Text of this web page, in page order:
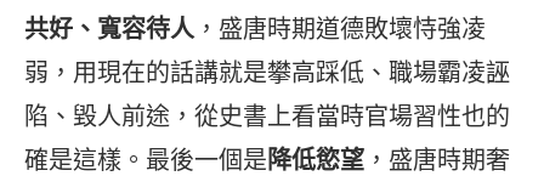
共好、寬容待人 ，盛唐時期道德敗壞恃強凌
弱，用現在的話講就是攀高踩低、職場霸凌誣
陷、毀人前途，從史書上看當時官場習性也的
確是這樣。最後一個是降低慾望 ，盛唐時期奢